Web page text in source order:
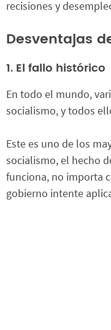
recisiones y
Desventajas
1. El fallo histórico
En todo el mundo,
socialismo, y todos
Este es uno de los
socialismo, el hecho
funciona, no importa
gobierno intente